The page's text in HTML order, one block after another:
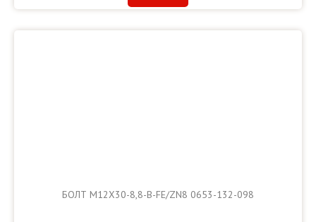
БОЛТ М12Х30-8,8-В-FE/ZN8 0653-132-098